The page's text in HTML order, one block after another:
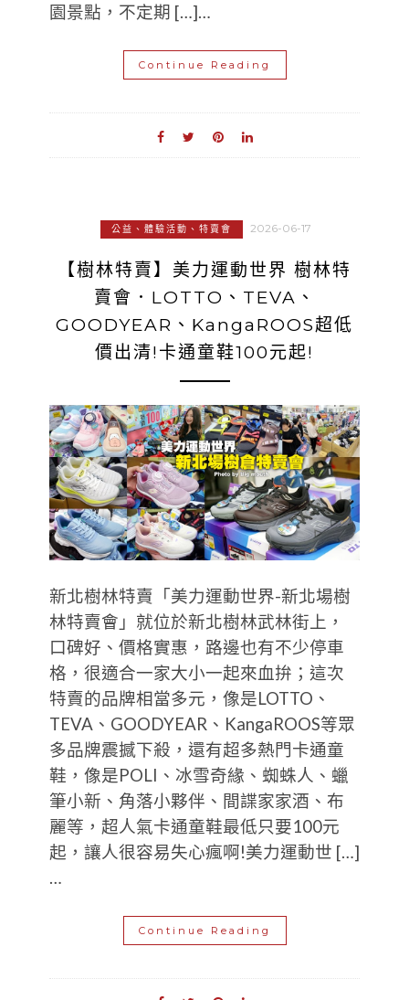
園景點，不定期 […]…
Continue Reading
公益、體驗活動、特賣會 2026-06-17
【樹林特賣】美力運動世界 樹林特
賣會．LOTTO、TEVA、
GOODYEAR、KangaROOS超低
價出清!卡通童鞋100元起!
新北樹林特賣「美力運動世界-新北場樹
林特賣會」就位於新北樹林武林街上，
口碑好、價格實惠，路邊也有不少停車
格，很適合一家大小一起來血拚；這次
特賣的品牌相當多元，像是LOTTO、
TEVA、GOODYEAR、KangaROOS等眾
多品牌震撼下殺，還有超多熱門卡通童
鞋，像是POLI、冰雪奇緣、蜘蛛人、蠟
筆小新、角落小夥伴、間諜家家酒、布
麗等，超人氣卡通童鞋最低只要100元
起，讓人很容易失心瘋啊!美力運動世 […]
…
Continue Reading